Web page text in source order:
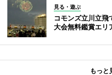
見る・遊ぶ
コモンズ立川立
大会無料鑑賞エリ
もっと